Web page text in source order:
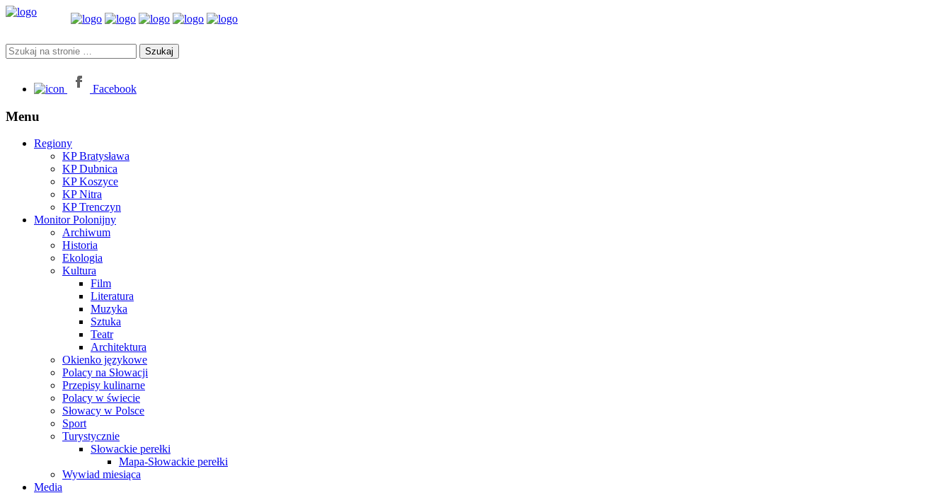
Facebook
Menu
Regiony
KP Bratysława
KP Dubnica
KP Koszyce
KP Nitra
KP Trenczyn
Monitor Polonijny
Archiwum
Historia
Ekologia
Kultura
Film
Literatura
Muzyka
Sztuka
Teatr
Architektura
Okienko językowe
Polacy na Słowacji
Przepisy kulinarne
Polacy w świecie
Słowacy w Polsce
Sport
Turystycznie
Słowackie perełki
Mapa-Słowackie perełki
Wywiad miesiąca
Media